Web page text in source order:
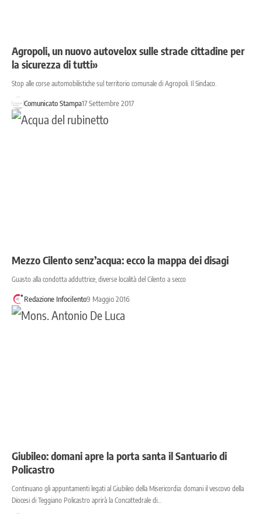
Agropoli, un nuovo autovelox sulle strade cittadine per
la sicurezza di tutti»
Stop alle corse automobilistiche sul territorio comunale di Agropoli. Il Sindaco.
Comunicato Stampa17 Settembre 2017
Mezzo Cilento senz’acqua: ecco la mappa dei disagi
Guasto alla condotta adduttrice, diverse località del Cilento a secco
Redazione Infocilento9 Maggio 2016
Giubileo: domani apre la porta santa il Santuario di
Policastro
Continuano gli appuntamenti legati al Giubileo della Misericordia: domani il vescovo della
Diocesi di Teggiano Policastro aprirà la Concattedrale di…